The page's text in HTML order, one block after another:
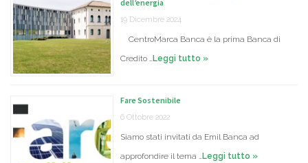
dell’energia
19 Dicembre 2024
CentroMarca Banca è la prima Banca di
Credito …Leggi tutto »
Fare Sostenibile
6 Ottobre 2022
Siamo stati invitati da Emil Banca ad
approfondire il tema …Leggi tutto »